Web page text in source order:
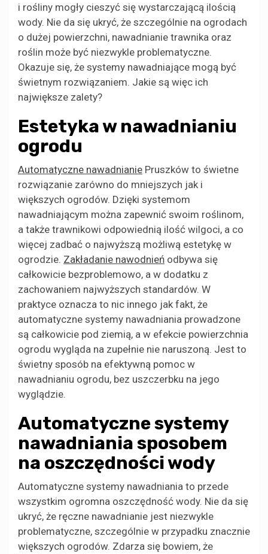
i rośliny mogły cieszyć się wystarczającą ilością
wody. Nie da się ukryć, że szczególnie na ogrodach
o dużej powierzchni, nawadnianie trawnika oraz
roślin może być niezwykle problematyczne.
Okazuje się, że systemy nawadniające mogą być
świetnym rozwiązaniem. Jakie są więc ich
największe zalety?
Estetyka w nawadnianiu
ogrodu
Automatyczne nawadnianie Pruszków to świetne
rozwiązanie zarówno do mniejszych jak i
większych ogrodów. Dzięki systemom
nawadniającym można zapewnić swoim roślinom,
a także trawnikowi odpowiednią ilość wilgoci, a co
więcej zadbać o najwyższą możliwą estetykę w
ogrodzie. Zakładanie nawodnień odbywa się
całkowicie bezproblemowo, a w dodatku z
zachowaniem najwyższych standardów. W
praktyce oznacza to nic innego jak fakt, że
automatyczne systemy nawadniania prowadzone
są całkowicie pod ziemią, a w efekcie powierzchnia
ogrodu wygląda na zupełnie nie naruszoną. Jest to
świetny sposób na efektywną pomoc w
nawadnianiu ogrodu, bez uszczerbku na jego
wyglądzie.
Automatyczne systemy
nawadniania sposobem
na oszczędności wody
Automatyczne systemy nawadniania to przede
wszystkim ogromna oszczędność wody. Nie da się
ukryć, że ręczne nawadnianie jest niezwykle
problematyczne, szczególnie w przypadku znacznie
większych ogrodów. Zdarza się bowiem, że